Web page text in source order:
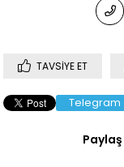
TAVSIYE ET
Telegram
Paylaş